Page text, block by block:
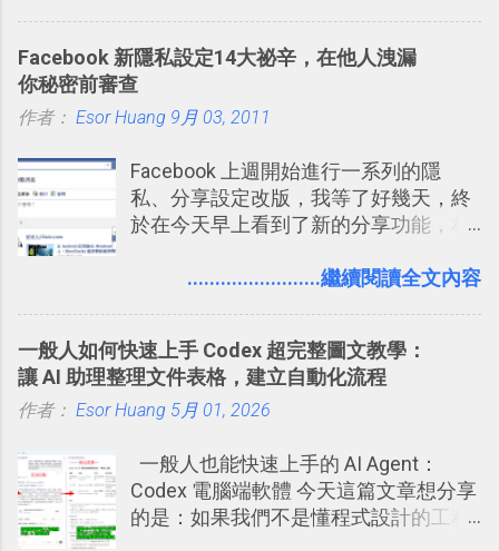
念」的管理教學文章： 把 Evernote 當
作 Trello！ Kanbanote 筆記看板管理法
Google Drive 變身 Trello ！幫雲端硬碟
著 Trello ，卻還沒有在電腦玩物上寫過
一篇完整的介紹！雖然錯過了幾年前第
一時間推薦 Trello 的時機，但在這段時
澱自己的使用方法，歸納出「 為什麼值
學。 2015/6/13 新增： 免費專案管理軟
體推薦！困難計畫簡單管理 13 種工具
2016 年新增 ： 如何將 Trello 切換到繁
2016/7/7 新增 ： 如何活用 Trello 記
帳？我的理財計畫心得與看板範本
2016/7/13 新增： 如何將網頁資料快速
Facebook 新隱私設定14大祕辛，在他人洩漏
你秘密前審查
作者： Esor Huang 9月 03, 2011
Facebook 上週開始進行一系列的隱
私、分享設定改版，我等了好幾天，終
於在今天早上看到了新的分享功能，相
用新版的分享功能與隱私設定。 嚴格來
置。不過有一項很實用的設定是新增
的， 那就是可以 事先審查 朋友「標籤
你」的內容，決定要不要讓其他朋友看
標籤在他的訊息中，或是想把你標籤在
相片圖片裡，現在你都多了一個「事先
審查」的機制，可以決定這些你被標籤
........................繼續閱讀全文內容
一般人如何快速上手 Codex 超完整圖文教學：
讓 AI 助理整理文件表格，建立自動化流程
作者： Esor Huang 5月 01, 2026
一般人也能快速上手的 AI Agent：
Codex 電腦端軟體 今天這篇文章想分享
的是：如果我們不是懂程式設計的工程